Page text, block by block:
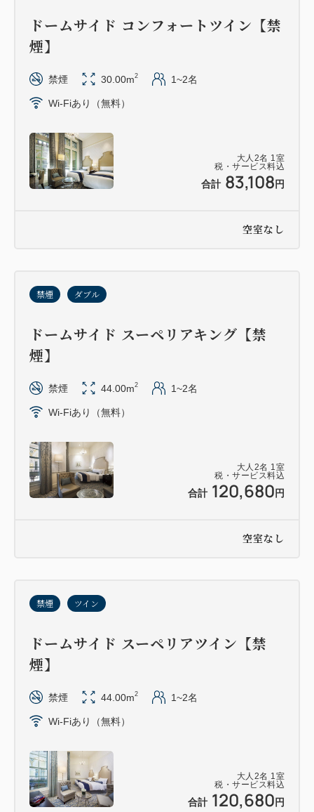
大人 2名 1 室
税・サービス料込
合計 83,108 円
ドームサイド コンフォートツイン【禁
煙】
禁煙 30.00m2 1~2名
Wi-Fiあり（無料）
空室なし
大人 2名 1 室
税・サービス料込
合計 120,680 円
禁煙 ダブル
ドームサイド スーペリアキング【禁
煙】
禁煙 44.00m2 1~2名
Wi-Fiあり（無料）
空室なし
大人 2名 1 室
税・サービス料込
合計 120,680 円
禁煙 ツイン
ドームサイド スーペリアツイン【禁
煙】
禁煙 44.00m2 1~2名
Wi-Fiあり（無料）